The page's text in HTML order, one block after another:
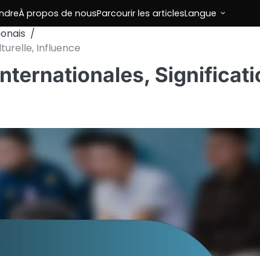
À propos de nousParcourir les articlesLangue
Influence